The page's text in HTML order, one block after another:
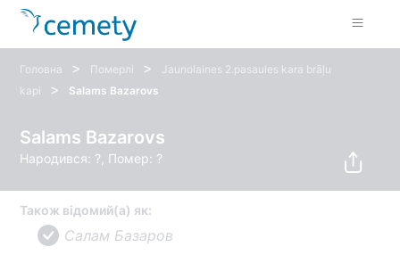
Головна > Померлі >
Jaunolaines 2.pasaules kara brāļu
kapi
> Salams Bazarovs
Salams Bazarovs
Народився: ?, Помер: ?
Також відомий(а) як:
Салам Базаров